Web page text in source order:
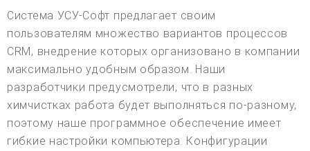
Система УСУ-Софт предлагает своим
пользователям множество вариантов процессов
CRM, внедрение которых организовано в компании
максимально удобным образом. Наши
разработчики предусмотрели, что в разных
химчистках работа будет выполняться по-разному,
поэтому наше программное обеспечение имеет
гибкие настройки компьютера. Конфигурации